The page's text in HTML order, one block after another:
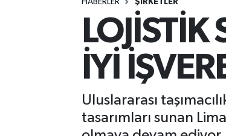
HABERLER ŞIRKETLER
İYİ
Uluslararası
tasarımları sunan
Tüm Manşetler
Son Dakika Haberleri